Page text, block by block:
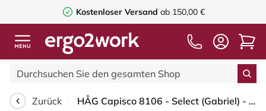
Kostenloser Versand ab 150,00 €
Zurück HÅG Capisco 8106 - Select (Gabriel) - Wolle / Polyamid - SC61186 - Chestnut - Schwarz - 200 mm (Sitzhöhe 46-64cm) - Bodengleiter